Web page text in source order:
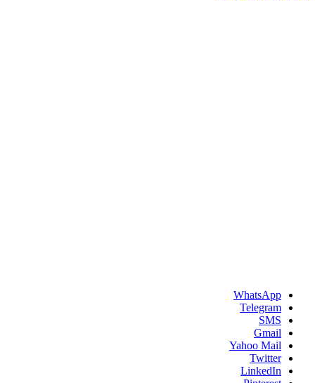
WhatsApp
Telegram
SMS
Gmail
Yahoo Mail
Twitter
LinkedIn